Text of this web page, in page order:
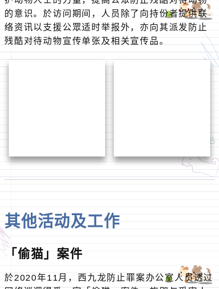
「偷猫」案件
於2020年11月，西九龙防止罪案办公室人员透过
网络巡逻得悉一宗「偷猫」案件，旋即与受害人
联繫，并积极呼吁公眾提供案件消息。其后，人